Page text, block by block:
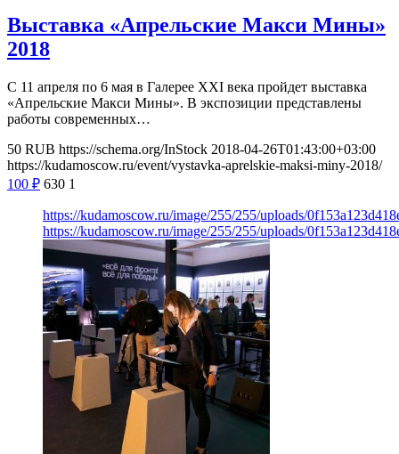
Выставка «Апрельские Макси Мины»
2018
С 11 апреля по 6 мая в Галерее XXI века пройдет выставка
«Апрельские Макси Мины». В экспозиции представлены
работы современных…
50 RUB https://schema.org/InStock 2018-04-26T01:43:00+03:00
https://kudamoscow.ru/event/vystavka-aprelskie-maksi-miny-2018/
100 ₽ 630 1
https://kudamoscow.ru/image/255/255/uploads/
https://kudamoscow.ru/image/255/255/uploads/